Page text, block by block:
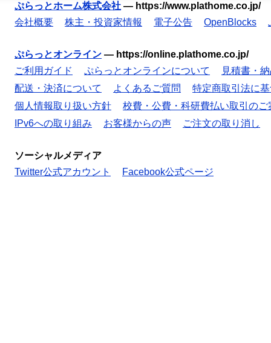
ぷらっとホーム株式会社 — https://www.plathome.co.jp/
会社概要
株主・投資家情報 電子公告 OpenBlocks
ぷらっとオンライン — https://online.plathome.co.jp/
ご利用ガイド
ぷらっとオンラインについて
見積書・
配送・決済について
よくあるご質問
特定商取引法に
個人情報取り扱い方針
校費・公費・科研費払い取引のご
IPv6への取り組み
お客様からの声 ご注文の取り消し
ソーシャルメディア
Twitter公式アカウント
Facebook公式ページ